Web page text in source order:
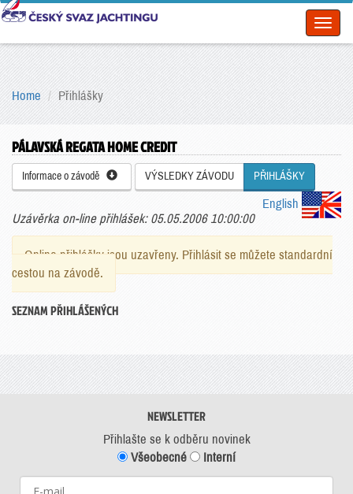
Home Přihlášky
PÁLAVSKÁ REGATA HOME CREDIT
Informace o závodě VÝSLEDKY ZÁVODU PŘIHLÁŠKY
English
Uzávěrka on-line přihlášek: 05.05.2006 10:00:00
Online přihlášky jsou uzavřeny. Přihlásit se můžete standardní
cestou na závodě.
SEZNAM PŘIHLÁŠENÝCH
NEWSLETTER
Přihlašte se k odběru novinek
Všeobecné
Interní